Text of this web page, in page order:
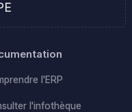
l'ERP
l'infothèque